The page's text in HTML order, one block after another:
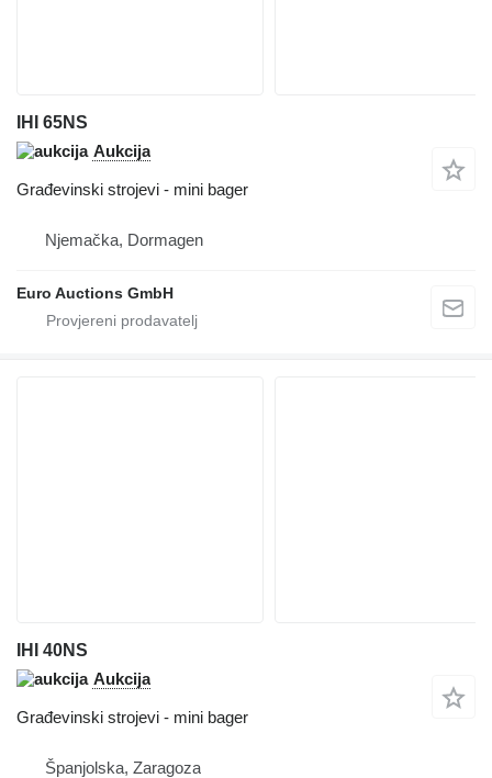
IHI 65NS
Aukcija
Građevinski strojevi - mini bager
Njemačka, Dormagen
Euro Auctions GmbH
IHI 40NS
Aukcija
Građevinski strojevi - mini bager
Španjolska, Zaragoza